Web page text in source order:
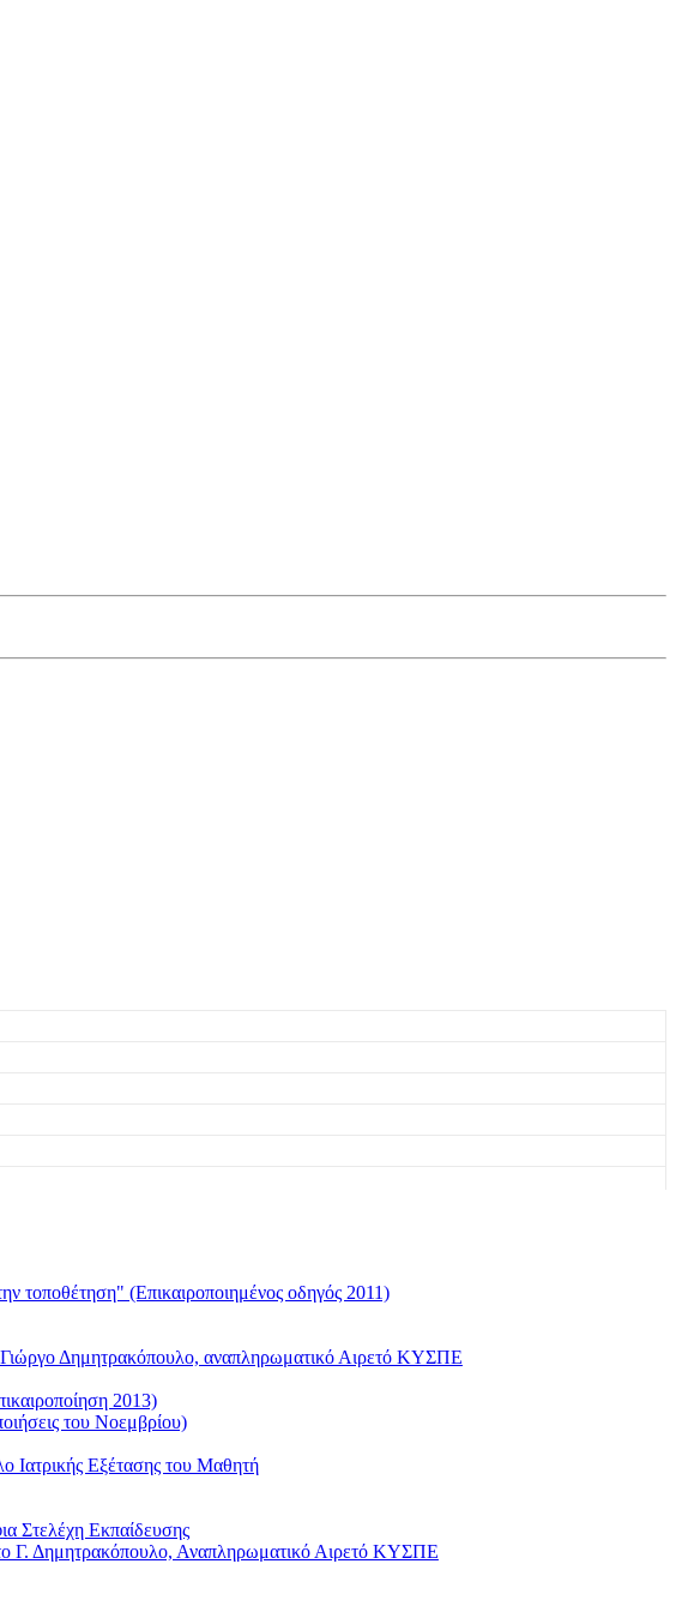
τοποθέτηση" (Επικαιροποιημένος οδηγός 2011)
Δημητρακόπουλο, αναπληρωματικό Αιρετό ΚΥΣΠΕ
2013)
του Νοεμβρίου)
Ιατρικής Εξέτασης του Μαθητή
Στελέχη Εκπαίδευσης
Γ. Δημητρακόπουλο, Αναπληρωματικό Αιρετό ΚΥΣΠΕ